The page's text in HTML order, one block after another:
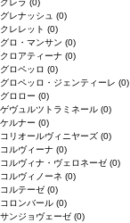
グレラ (0)
グレナッシュ (0)
クレレット (0)
グロ・マンサン (0)
クロアティーナ (0)
グロペッロ (0)
グロペッロ・ジェンティーレ (0)
グロロー (0)
ゲヴュルツトラミネール (0)
ケルナー (0)
コリオールヴィニヤーズ (0)
コルヴィーナ (0)
コルヴィナ・ヴェロネーゼ (0)
コルヴィノーネ (0)
コルテーゼ (0)
コロンバール (0)
サンジョヴェーゼ (0)